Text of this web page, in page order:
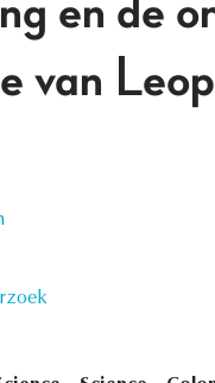
en de
van